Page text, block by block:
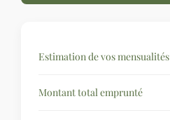
Estimation de vos mensualités
Montant total emprunté